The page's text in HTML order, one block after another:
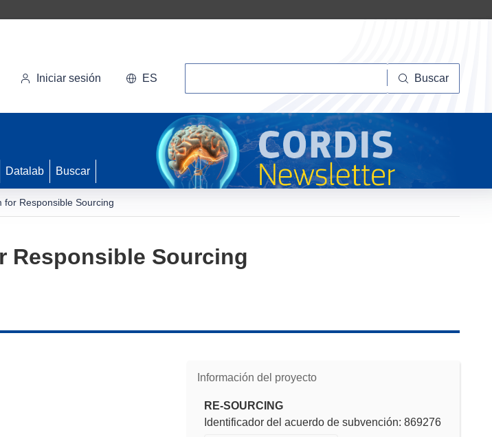
Iniciar sesión ES Buscar
Datalab Buscar
for Responsible Sourcing
Responsible Sourcing
Información del proyecto
RE-SOURCING
Identificador del acuerdo de subvención: 869276